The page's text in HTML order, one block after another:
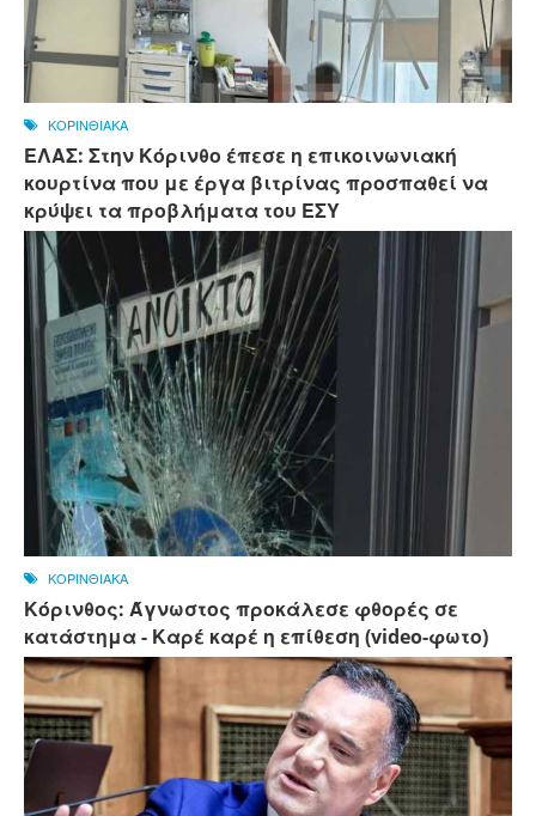
ΚΟΡΙΝΘΙΑΚΑ
ΕΛΑΣ: Στην Κόρινθο έπεσε η επικοινωνιακή
κουρτίνα που με έργα βιτρίνας προσπαθεί να
κρύψει τα προβλήματα του ΕΣΥ
ΚΟΡΙΝΘΙΑΚΑ
Κόρινθος: Άγνωστος προκάλεσε φθορές σε
κατάστημα - Καρέ καρέ η επίθεση (video-φωτο)